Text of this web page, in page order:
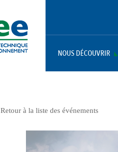
NOUS DÉCOUVRIR
Retour à la liste des événements